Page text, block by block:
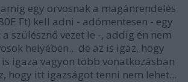
egy orvosnak a magánrendelés
Ft) kell adni - adómentesen - egy
szülésznő vezet le -, addig én nem
helyében... de az is igaz, hogy
is igaza vagyon több vonatkozásban
hogy itt igazságot tenni nem lehet...